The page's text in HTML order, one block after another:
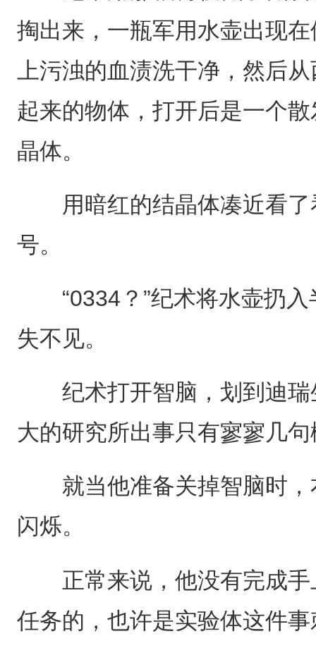
掏出来，一瓶军用水壶出现
上污浊的血渍洗干净，然后
起来的物体，打开后是一个
晶体。
用暗红的结晶体凑近看了
号。
“0334？”纪术将水壶扔入
失不见。
纪术打开智脑，划到迪瑞
大的研究所出事只有寥寥几
就当他准备关掉智脑时，
闪烁。
正常来说，他没有完成手
任务的，也许是实验体这件